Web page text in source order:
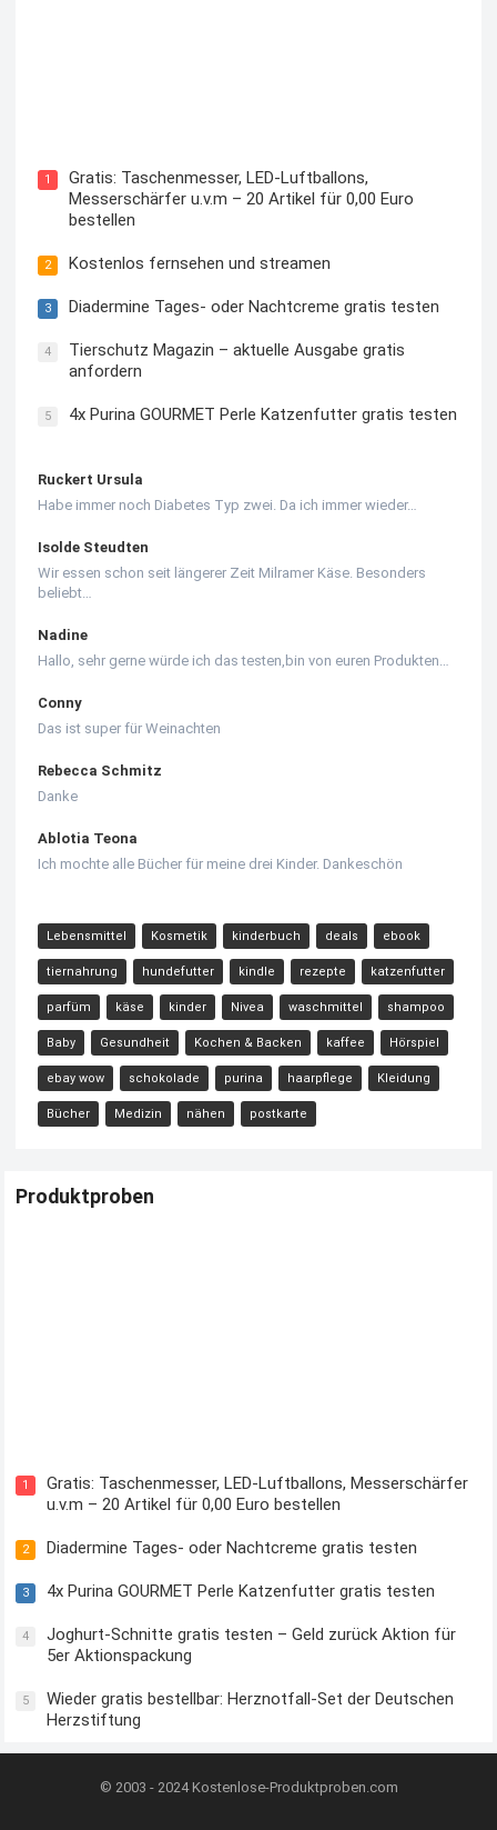
1
Gratis: Taschenmesser, LED-Luftballons,
Messerschärfer u.v.m – 20 Artikel für 0,00 Euro
bestellen
2 Kostenlos fernsehen und streamen
3 Diadermine Tages- oder Nachtcreme gratis testen
4
Tierschutz Magazin – aktuelle Ausgabe gratis
anfordern
5 4x Purina GOURMET Perle Katzenfutter gratis testen
Ruckert Ursula
Habe immer noch Diabetes Typ zwei. Da ich immer wieder…
Isolde Steudten
Wir essen schon seit längerer Zeit Milramer Käse. Besonders
beliebt…
Nadine
Hallo, sehr gerne würde ich das testen,bin von euren Produkten…
Conny
Das ist super für Weinachten
Rebecca Schmitz
Danke
Ablotia Teona
Ich mochte alle Bücher für meine drei Kinder. Dankeschön
Lebensmittel Kosmetik kinderbuch deals ebook
tiernahrung hundefutter kindle rezepte katzenfutter
parfüm käse kinder Nivea waschmittel shampoo
Baby Gesundheit Kochen & Backen kaffee Hörspiel
ebay wow schokolade purina haarpflege Kleidung
Bücher Medizin nähen postkarte
Produktproben
1
Gratis: Taschenmesser, LED-Luftballons, Messerschärfer
u.v.m – 20 Artikel für 0,00 Euro bestellen
2 Diadermine Tages- oder Nachtcreme gratis testen
3 4x Purina GOURMET Perle Katzenfutter gratis testen
4
Joghurt-Schnitte gratis testen – Geld zurück Aktion für
5er Aktionspackung
5
Wieder gratis bestellbar: Herznotfall-Set der Deutschen
Herzstiftung
© 2003 - 2024 Kostenlose-Produktproben.com